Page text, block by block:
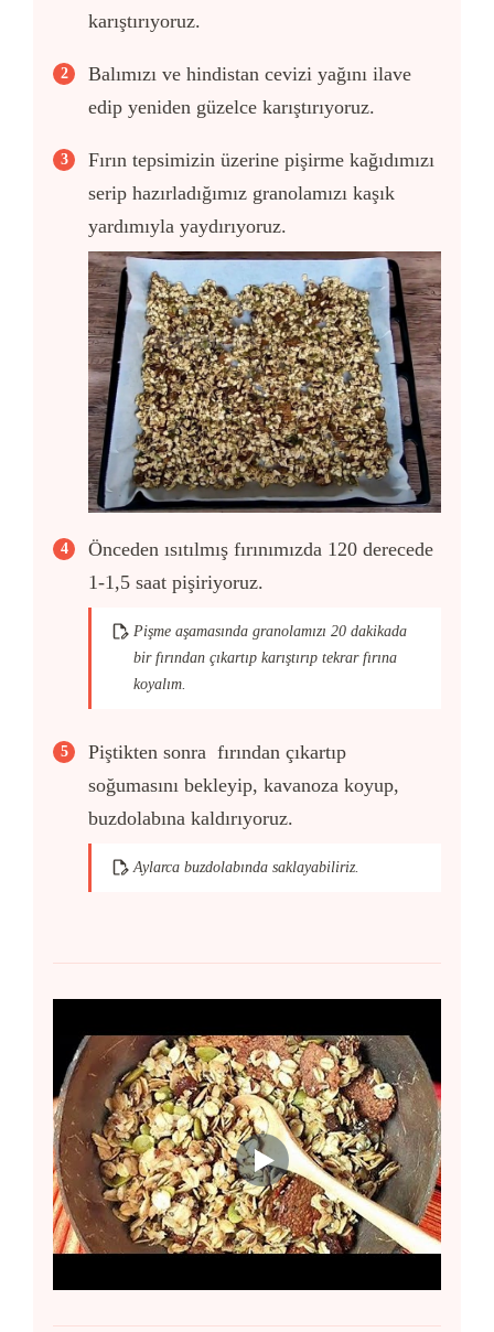
karıştırıyoruz.
Balımızı ve hindistan cevizi yağını ilave
edip yeniden güzelce karıştırıyoruz.
Fırın tepsimizin üzerine pişirme kağıdımızı
serip hazırladığımız granolamızı kaşık
yardımıyla yaydırıyoruz.
Önceden ısıtılmış fırınımızda 120 derecede
1-1,5 saat pişiriyoruz.
Pişme aşamasında granolamızı 20 dakikada
bir fırından çıkartıp karıştırıp tekrar fırına
koyalım.
Piştikten sonra fırından çıkartıp
soğumasını bekleyip, kavanoza koyup,
buzdolabına kaldırıyoruz.
Aylarca buzdolabında saklayabiliriz.